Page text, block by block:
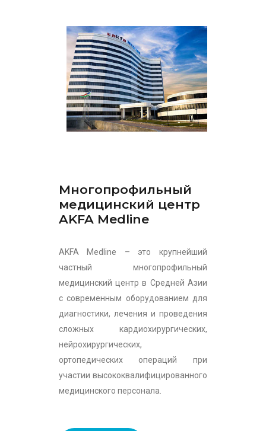
Многопрофильный
медицинский центр
AKFA Medline
AKFA Medline – это крупнейший
частный многопрофильный
медицинский центр в Средней Азии
с современным оборудованием для
диагностики, лечения и проведения
сложных кардиохирургических,
нейрохирургических,
ортопедических операций при
участии высококвалифицированного
медицинского персонала.